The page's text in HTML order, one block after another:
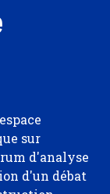
sur
d'analyse
d'un débat